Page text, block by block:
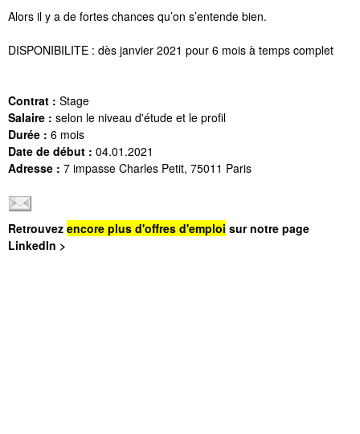
Alors il y a de fortes chances qu’on s’entende bien.
DISPONIBILITE : dès janvier 2021 pour 6 mois à temps complet
Contrat : Stage
Salaire : selon le niveau d'étude et le profil
Durée : 6 mois
Date de début : 04.01.2021
Adresse : 7 impasse Charles Petit, 75011 Paris
Retrouvez encore plus d'offres d'emploi sur notre page
LinkedIn >